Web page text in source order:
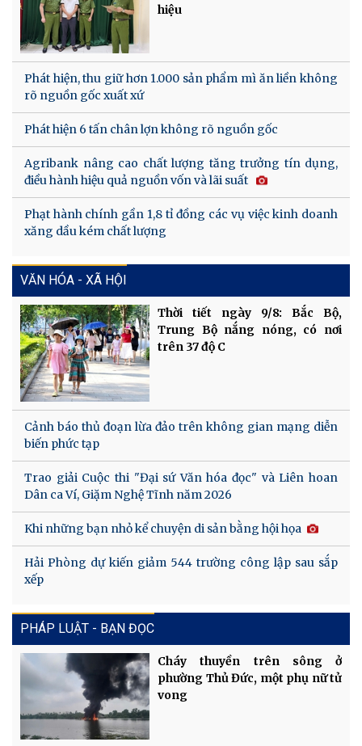
hiệu
Phát hiện, thu giữ hơn 1.000 sản phẩm mì ăn liền không
rõ nguồn gốc xuất xứ
Phát hiện 6 tấn chân lợn không rõ nguồn gốc
Agribank nâng cao chất lượng tăng trưởng tín dụng,
điều hành hiệu quả nguồn vốn và lãi suất
Phạt hành chính gần 1,8 tỉ đồng các vụ việc kinh doanh
xăng dầu kém chất lượng
VĂN HÓA - XÃ HỘI
Thời tiết ngày 9/8: Bắc Bộ,
Trung Bộ nắng nóng, có nơi
trên 37 độ C
Cảnh báo thủ đoạn lừa đảo trên không gian mạng diễn
biến phức tạp
Trao giải Cuộc thi "Đại sứ Văn hóa đọc" và Liên hoan
Dân ca Ví, Giặm Nghệ Tĩnh năm 2026
Khi những bạn nhỏ kể chuyện di sản bằng hội họa
Hải Phòng dự kiến giảm 544 trường công lập sau sắp
xếp
PHÁP LUẬT - BẠN ĐỌC
Cháy thuyền trên sông ở
phường Thủ Đức, một phụ nữ tử
vong